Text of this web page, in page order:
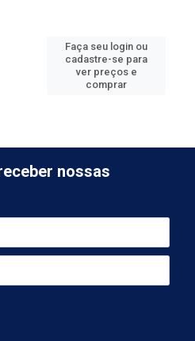
Faça seu login ou
cadastre-se para
ver preços e
comprar
nossas